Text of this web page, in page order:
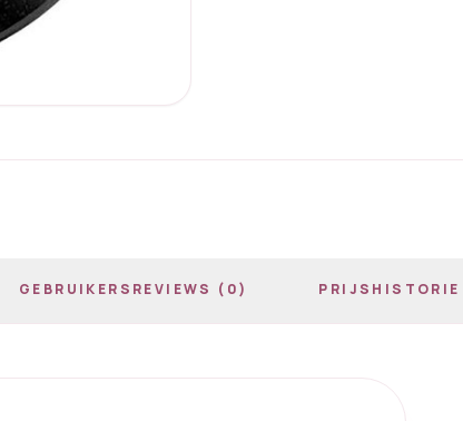
GEBRUIKERSREVIEWS (0) PRIJSHISTORIE